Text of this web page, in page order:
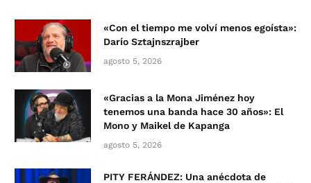
«Con el tiempo me volví menos egoísta»:
Darío Sztajnszrajber
agosto 5, 2026
«Gracias a la Mona Jiménez hoy
tenemos una banda hace 30 años»: El
Mono y Maikel de Kapanga
agosto 5, 2026
PITY FERÁNDEZ: Una anécdota de